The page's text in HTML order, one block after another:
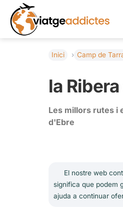
Inici Camp de
la
Les millors rutes i
d'Ebre
El nostre web
significa que podem
ajuda a continuar